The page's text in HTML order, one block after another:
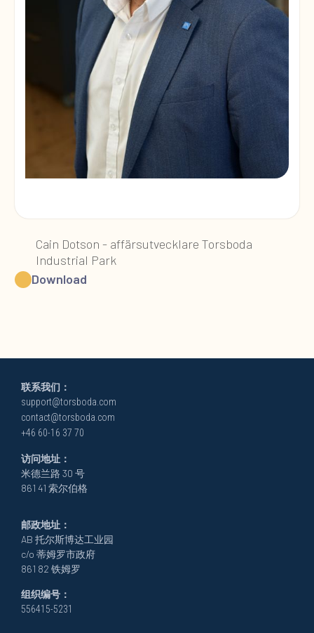
Cain Dotson - affärsutvecklare Torsboda
Industrial Park
Download
联系我们：
support@torsboda.com
contact@torsboda.com
+46 60-16 37 70
访问地址：
米德兰路 30 号
861 41 索尔伯格
邮政地址：
AB 托尔斯博达工业园
c/o 蒂姆罗市政府
861 82 铁姆罗
组织编号：
556415-5231